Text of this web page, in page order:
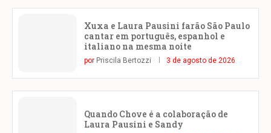
Xuxa e Laura Pausini farão São Paulo
cantar em português, espanhol e
italiano na mesma noite
por Priscila Bertozzi 3 de agosto de 2026
Quando Chove é a colaboração de
Laura Pausini e Sandy